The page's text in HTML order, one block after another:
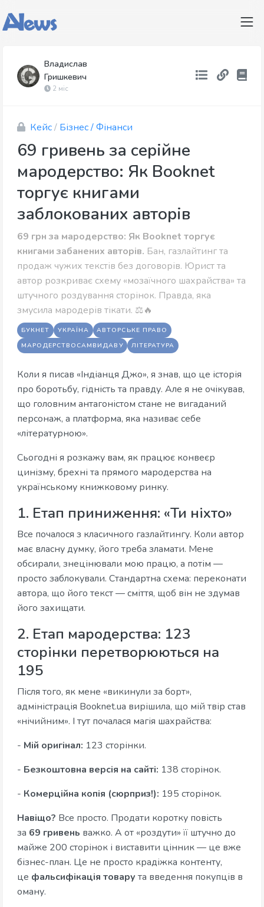
Владислав
Гришкевич
2 міс
Кейс/ Бізнес / Фінанси
69 гривень за серійне
мародерство: Як Booknet
торгує книгами
заблокованих авторів
69 грн за мародерство: Як Booknet торгує
книгами забанених авторів. Бан, газлайтинг та
продаж чужих текстів без договорів. Юрист та
автор розкриває схему «мозаїчного шахрайства» та
штучного роздування сторінок. Правда, яка
змусила мародерів тікати. ⚖️🔥
БУКНЕТ УКРАЇНА
АВТОРСЬКЕ ПРАВО
МАРОДЕРСТВОСАМВИДАВУ
ЛІТЕРАТУРА
Коли я писав «Індіанця Джо», я знав, що це історія
про боротьбу, гідність та правду. Але я не очікував,
що головним антагоністом стане не вигаданий
персонаж, а платформа, яка називає себе
«літературною».
Сьогодні я розкажу вам, як працює конвеєр
цинізму, брехні та прямого мародерства на
українському книжковому ринку.
1. Етап приниження: «Ти ніхто»
Все почалося з класичного газлайтингу. Коли автор
має власну думку, його треба зламати. Мене
обсирали, знецінювали мою працю, а потім —
просто заблокували. Стандартна схема: переконати
автора, що його текст — сміття, щоб він не здумав
його захищати.
2. Етап мародерства: 123
сторінки перетворюються на
195
Після того, як мене «викинули за борт»,
адміністрація Booknet.ua вирішила, що мій твір став
«нічийним». І тут почалася магія шахрайства:
- Мій оригінал: 123 сторінки.
- Безкоштовна версія на сайті: 138 сторінок.
- Комерційна копія (сюрприз!): 195 сторінок.
Навіщо? Все просто. Продати коротку повість
за 69 гривень важко. А от «роздути» її штучно до
майже 200 сторінок і виставити цінник — це вже
бізнес-план. Це не просто крадіжка контенту,
це фальсифікація товару та введення покупців в
оману.